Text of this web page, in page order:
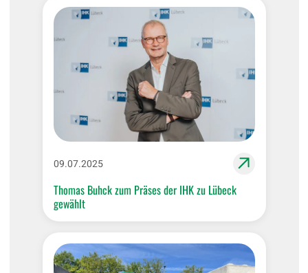
09.07.2025
Thomas Buhck zum Präses der IHK zu Lübeck
gewählt